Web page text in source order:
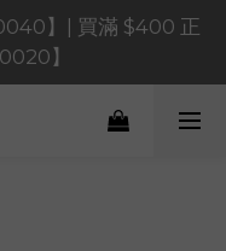
1200120】| 買滿
【90080】
】| 買滿 $400 正
】
1200120】| 買滿